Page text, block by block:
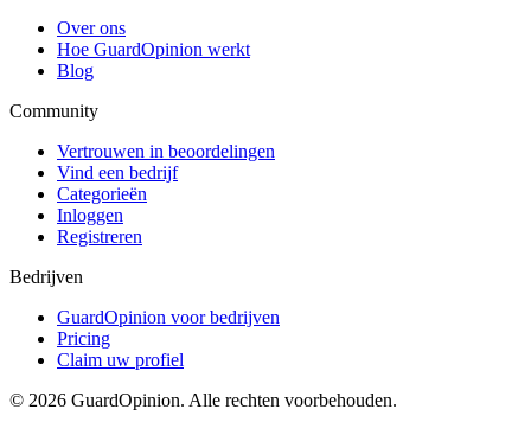
Over ons
Hoe GuardOpinion werkt
Blog
Community
Vertrouwen in beoordelingen
Vind een bedrijf
Categorieën
Inloggen
Registreren
Bedrijven
GuardOpinion voor bedrijven
Pricing
Claim uw profiel
© 2026 GuardOpinion. Alle rechten voorbehouden.